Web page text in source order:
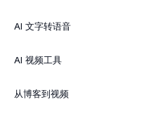
AI 文字转语音
AI 视频工具
从博客到视频